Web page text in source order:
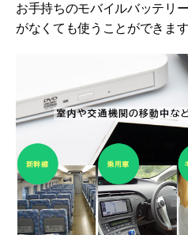
お手持ちのモバイルバッテリ
がなくても使うことができます